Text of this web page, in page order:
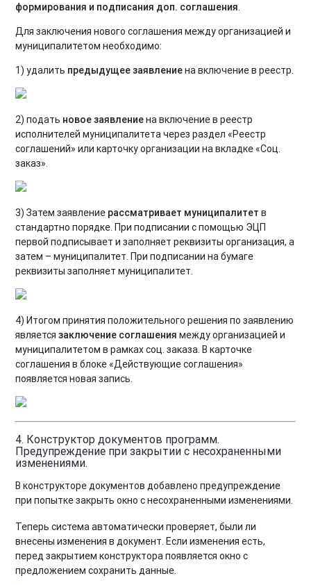
формирования и подписания доп. соглашения.
Для заключения нового соглашения между организацией и
муниципалитетом необходимо:
1) удалить предыдущее заявлениена включение в реестр.
2) подать новое заявлениена включение в реестр
исполнителей муниципалитета через раздел «Реестр
соглашений» или карточку организации на вкладке «Соц.
заказ».
3) Затем заявление рассматривает муниципалитет в
стандартно порядке. При подписании с помощью ЭЦП
первой подписывает и заполняет реквизиты организация, а
затем – муниципалитет. При подписании на бумаге
реквизиты заполняет муниципалитет.
4) Итогом принятия положительного решения по заявлению
являетсязаключение соглашения между организацией и
муниципалитетом в рамках соц. заказа. В карточке
соглашения в блоке «Действующие соглашения»
появляется новая запись.
4. Конструктор документов программ.
Предупреждение при закрытии с несохраненными
изменениями.
В конструкторе документов добавлено предупреждение
при попытке закрыть окно с несохраненными изменениями.
Теперь система автоматически проверяет, были ли
внесены изменения в документ. Если изменения есть,
перед закрытием конструктора появляется окно с
предложением сохранить данные.